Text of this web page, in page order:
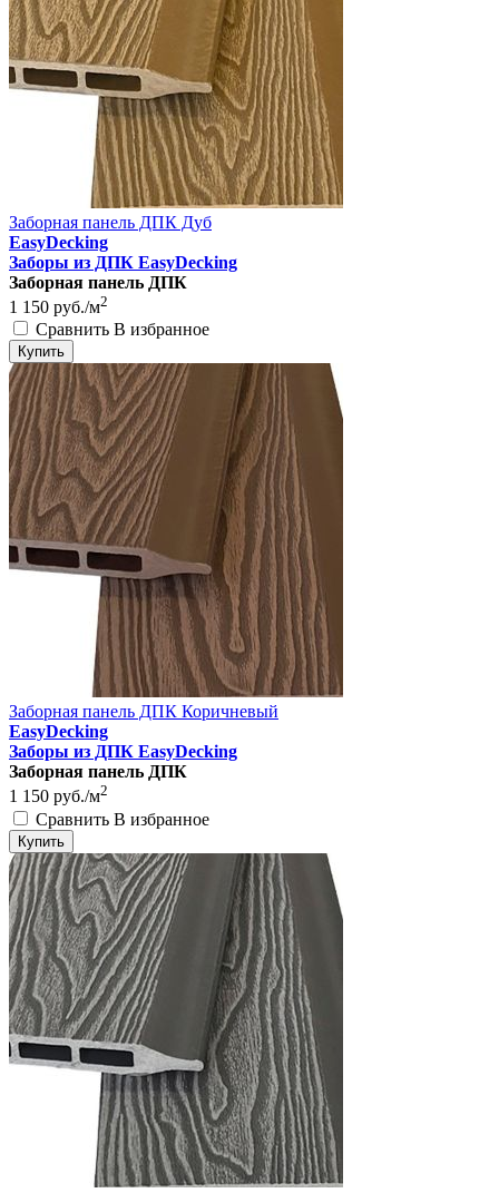
Заборная панель ДПК Дуб
EasyDecking
Заборы из ДПК EasyDecking
Заборная панель ДПК
1 150 руб./м2
Сравнить В избранное
Купить
Заборная панель ДПК Коричневый
EasyDecking
Заборы из ДПК EasyDecking
Заборная панель ДПК
1 150 руб./м2
Сравнить В избранное
Купить